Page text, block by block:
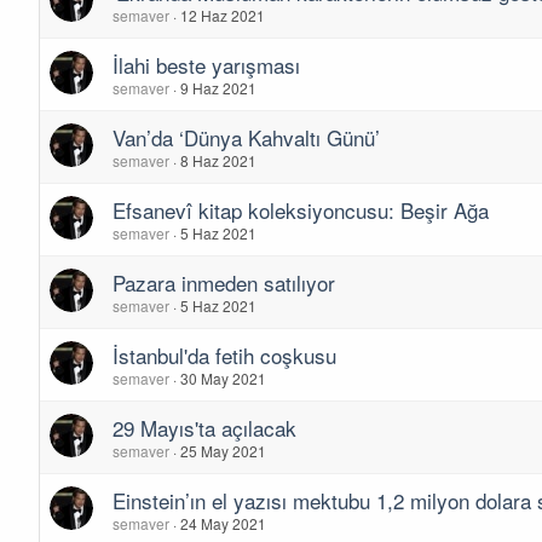
semaver 12 Haz 2021
İlahi beste yarışması
semaver 9 Haz 2021
Van’da ‘Dünya Kahvaltı Günü’
semaver 8 Haz 2021
Efsanevî kitap koleksiyoncusu: Beşir Ağa
semaver 5 Haz 2021
Pazara inmeden satılıyor
semaver 5 Haz 2021
İstanbul'da fetih coşkusu
semaver 30 May 2021
29 Mayıs'ta açılacak
semaver 25 May 2021
Einstein’ın el yazısı mektubu 1,2 milyon dolara
semaver 24 May 2021